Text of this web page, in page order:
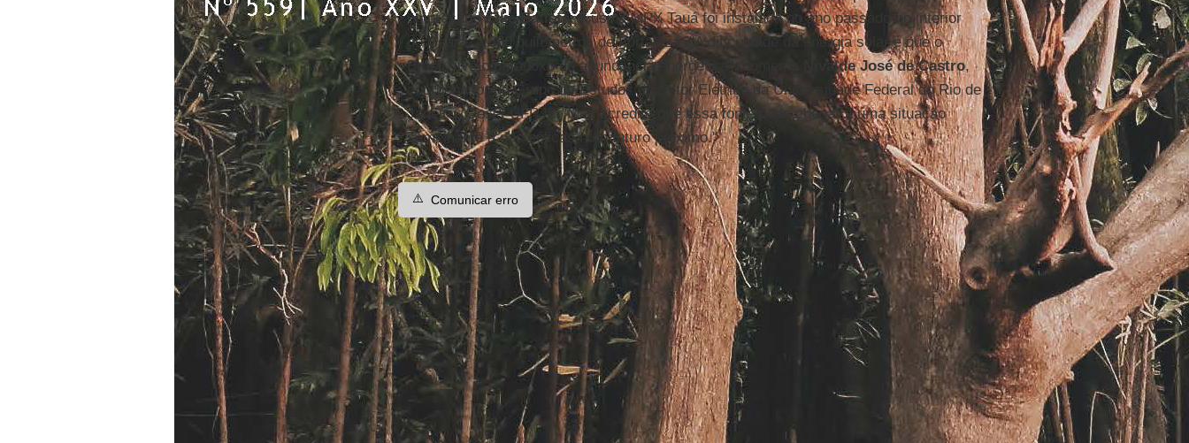
empresárioEike Batista. A usina MPX Tauá foi instalada no ano passado no interior
do Ceará, a 360 quilômetros de Fortaleza. "A dificuldade da energia solar é que o
Brasil vive o paradoxo da abundância energética", comenta
Nivalde José de Castro,
coordenador do Grupo de Estudos do Setor Elétrico da Universidade Federal do Rio de
Janeiro (Gesel-UFRJ). "Mas acredito que essa fonte pode chegar a uma situação
semelhante a das eólicas num futuro próximo."
⚠️ Comunicar erro